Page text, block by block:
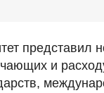
представил
и